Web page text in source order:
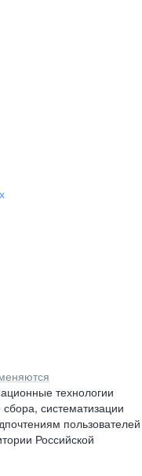
технологии
систематизации
пользователей
Российской